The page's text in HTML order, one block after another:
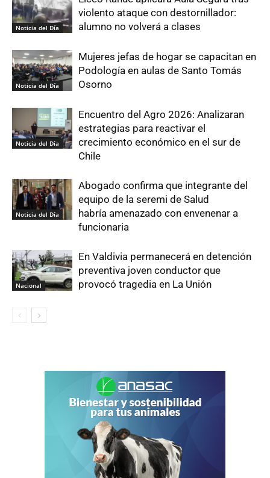
Noticia del Día
violento ataque con destornillador:
alumno no volverá a clases
Noticia del Día
Mujeres jefas de hogar se capacitan en
Podología en aulas de Santo Tomás
Osorno
Noticia del Día
Encuentro del Agro 2026: Analizaran
estrategias para reactivar el
crecimiento económico en el sur de
Chile
Noticia del Día
Abogado confirma que integrante del
equipo de la seremi de Salud
habría amenazado con envenenar a
funcionaria
Nacional
En Valdivia permanecerá en detención
preventiva joven conductor que
provocó tragedia en La Unión